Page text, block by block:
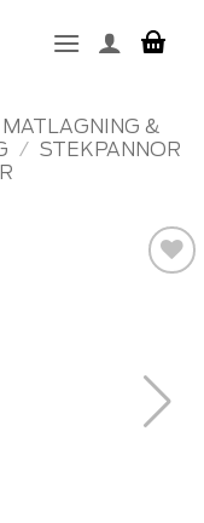
MATLAGNING &
/ STEKPANNOR